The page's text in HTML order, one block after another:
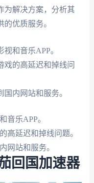
为解决方案，分析其
优质服务。
和音乐APP。
戏的高延迟和掉线问
内网站和服务。
音乐APP。
高延迟和掉线问题。
网站和服务。
回国加速器